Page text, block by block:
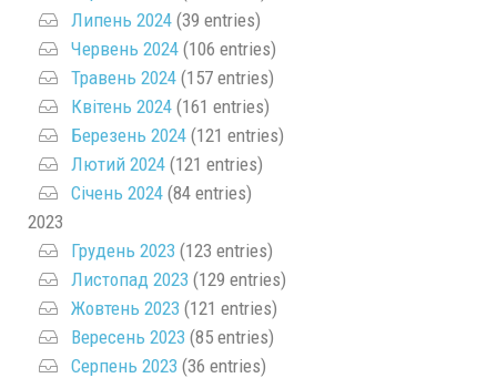
Липень 2024 (39 entries)
Червень 2024 (106 entries)
Травень 2024 (157 entries)
Квітень 2024 (161 entries)
Березень 2024 (121 entries)
Лютий 2024 (121 entries)
Січень 2024 (84 entries)
2023
Грудень 2023 (123 entries)
Листопад 2023 (129 entries)
Жовтень 2023 (121 entries)
Вересень 2023 (85 entries)
Серпень 2023 (36 entries)